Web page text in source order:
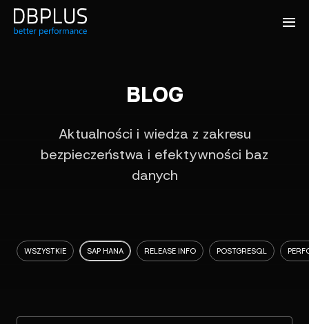
BLOG
Aktualności i wiedza z zakresu
bezpieczeństwa i efektywności baz
danych
WSZYSTKIE SAP HANA RELEASE INFO POSTGRESQL